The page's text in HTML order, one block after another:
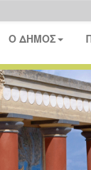
Ο ΔΗΜΟΣ